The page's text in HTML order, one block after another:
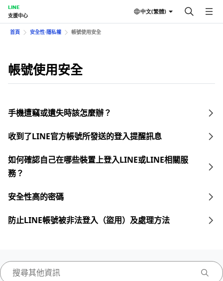
LINE
支援中心
中文(繁體)
首頁 安全性⋅隱私權 帳號使用安全
帳號使用安全
手機遭竊或遺失時該怎麼辦？
收到了LINE官方帳號所發送的登入提醒訊息
如何確認自己在哪些裝置上登入LINE或LINE相關服
務？
安全性高的密碼
防止LINE帳號被非法登入（盜用）及處理方法